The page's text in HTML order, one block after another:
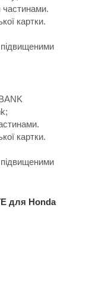
частинами.
картки.
картки.
для Honda